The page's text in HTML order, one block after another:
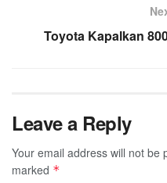
Toyota Kapalkan
Leave a Reply
Your email address will not be
marked *